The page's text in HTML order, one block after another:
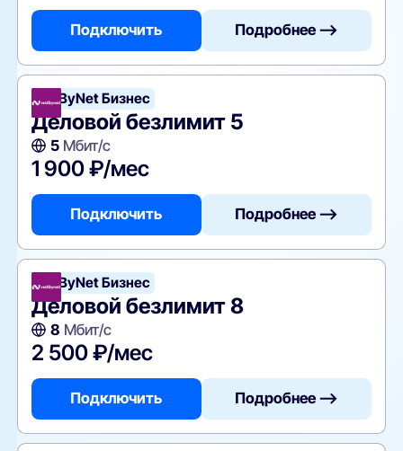
Подключить Подробнее —>
NetByNet Бизнес
Деловой безлимит 5
5Мбит/с
1 900 ₽/мес
Подключить Подробнее —>
NetByNet Бизнес
Деловой безлимит 8
8 Мбит/с
2 500 ₽/мес
Подключить Подробнее —>